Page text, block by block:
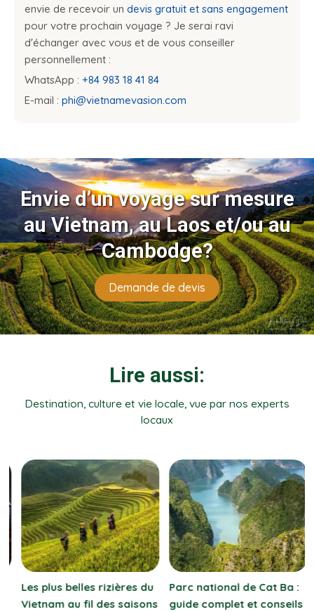
envie de recevoir un devis gratuit et sans engagement
pour votre prochain voyage ? Je serai ravi
d'échanger avec vous et de vous conseiller
personnellement :
WhatsApp : +84 983 18 41 84
E-mail : phi@vietnamevasion.com
Envie d’un voyage sur mesure
au Vietnam, au Laos et/ou au
Cambodge?
Demande de devis
Lire aussi:
Destination, culture et vie locale, vue par nos experts
locaux
Les plus belles rizières du
Vietnam au fil des saisons
Parc national de Cat Ba :
guide complet et conseils